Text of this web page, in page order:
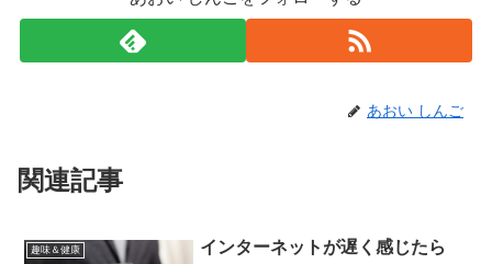
あおい しんご
関連記事
趣味＆健康 インターネットが遅く感じたら